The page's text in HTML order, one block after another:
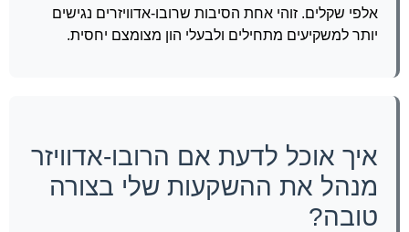
אלפי שקלים. זוהי אחת הסיבות שרובו-אדוויזרים נגישים
יותר למשקיעים מתחילים ולבעלי הון מצומצם יחסית.
איך אוכל לדעת אם הרובו-אדוויזר
מנהל את ההשקעות שלי בצורה
טובה?